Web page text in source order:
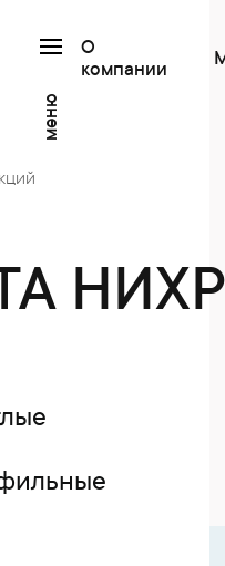
меню
О
компании